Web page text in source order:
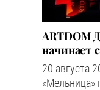
ARTDOM
начинает
20 августа
«Мельница»